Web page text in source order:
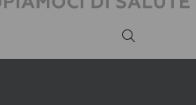
Cerca nel